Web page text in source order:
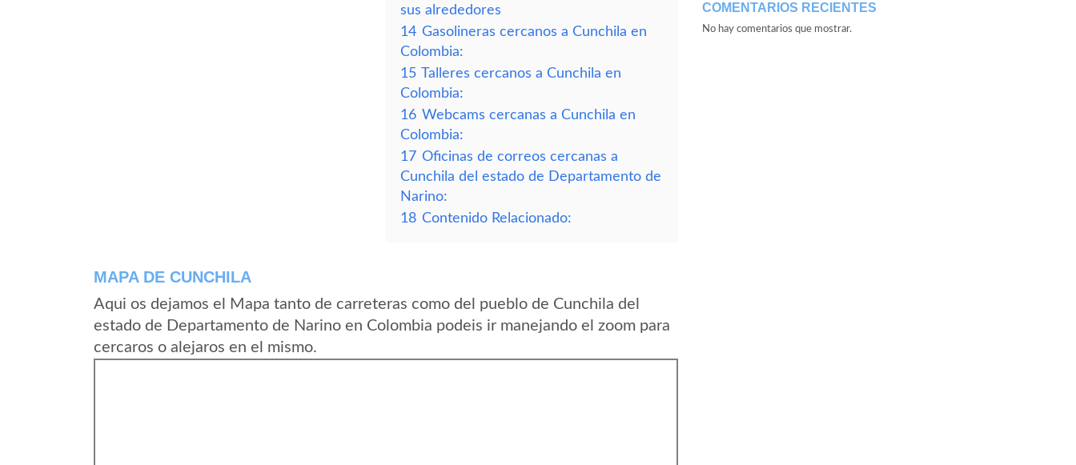
sus alrededores
14 Gasolineras cercanos a Cunchila en
Colombia:
15 Talleres cercanos a Cunchila en
Colombia:
16 Webcams cercanas a Cunchila en
Colombia:
17 Oficinas de correos cercanas a
Cunchila del estado de Departamento de
Narino:
18 Contenido Relacionado:
MAPA DE CUNCHILA
Aqui os dejamos el Mapa tanto de carreteras como del pueblo de Cunchila del
estado de Departamento de Narino en Colombia podeis ir manejando el zoom para
cercaros o alejaros en el mismo.
COMENTARIOS RECIENTES
No hay comentarios que mostrar.